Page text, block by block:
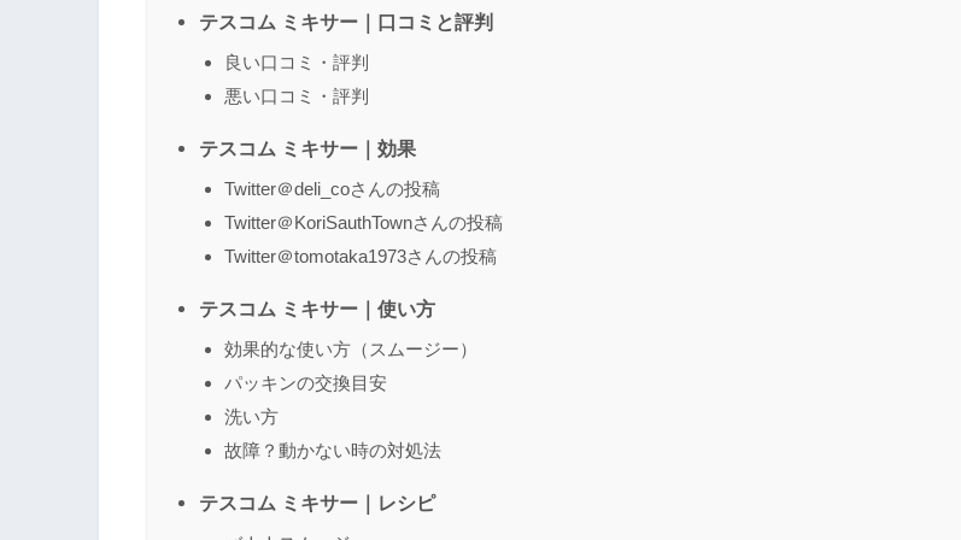
テスコム ミキサー｜口コミと評判
良い口コミ・評判
悪い口コミ・評判
テスコム ミキサー｜効果
Twitter＠deli_coさんの投稿
Twitter＠KoriSauthTownさんの投稿
Twitter＠tomotaka1973さんの投稿
テスコム ミキサー｜使い方
効果的な使い方（スムージー）
パッキンの交換目安
洗い方
故障？動かない時の対処法
テスコム ミキサー｜レシピ